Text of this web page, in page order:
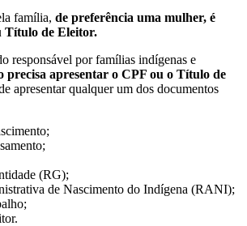
família, de preferência uma mulher, é
Título de Eleitor.
responsável por famílias indígenas e
precisa apresentar o CPF ou o Título de
apresentar qualquer um dos documentos
(RG);
de Nascimento do Indígena (RANI);